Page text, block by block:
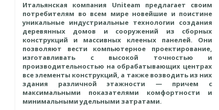
Итальянская компания Uniteam предлагает своим
потребителям во всем мире новейшие и поистине
уникальные индустриальные технологии создания
деревянных домов и сооружений из сборных
конструкций и массивных клееных панелей. Они
позволяют вести компьютерное проектирование,
изготавливать с высокой точностью и
производительностью на обрабатывающих центрах
все элементы конструкций, а также возводить из них
здания различной этажности — причем с
максимальными показателями комфортности и
минимальными удельными затратами.